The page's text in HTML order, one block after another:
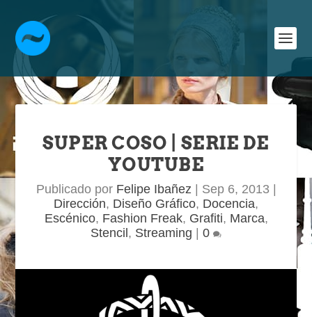
SUPER COSO | SERIE DE
YOUTUBE
Publicado por Felipe Ibañez Sep 6, 2013|
Dirección, Diseño Gráfico, Docencia,
Escénico, Fashion Freak, Grafiti, Marca,
Stencil , Streaming 0